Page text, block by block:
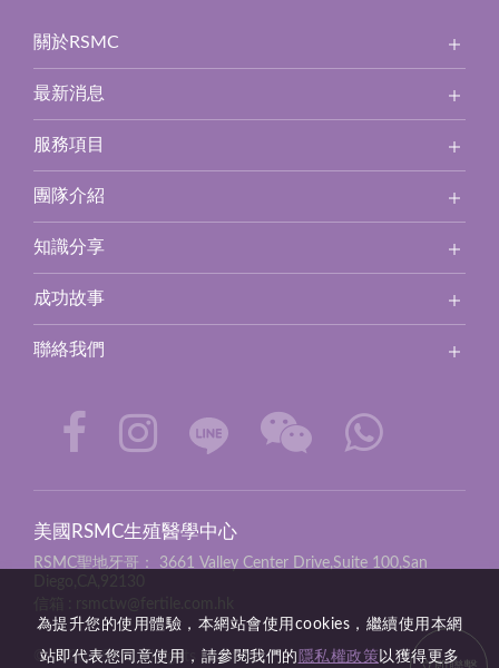
關於RSMC
最新消息
服務項目
團隊介紹
知識分享
成功故事
聯絡我們
美國RSMC生殖醫學中心
RSMC聖地牙哥：
3661 Valley Center Drive,Suite 100,San
Diego,CA,92130
信箱
rsmctw@fertile.com.hk
© 2026 RSMC all rights reserved.
為提升您的使用體驗，本網站會使用cookies，繼續使用本網
站即代表您同意使用，請參閱我們的 隱私權政策 以獲得更多